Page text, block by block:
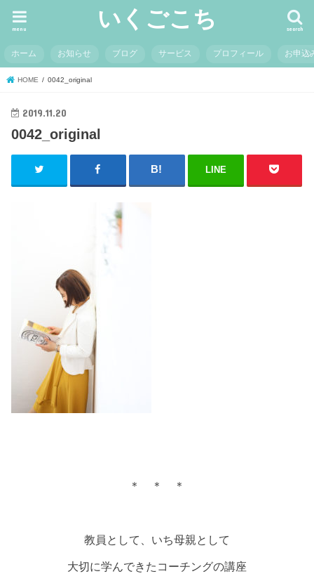
いくごこち search
menu
ホーム お知らせ ブログ サービス プロフィール お申込
HOME 0042_original
2019.11.20
0042_original
LINE
＊ ＊ ＊
教員として、いち母親として
大切に学んできたコーチングの講座